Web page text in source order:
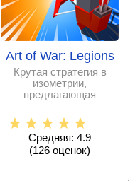
Art of War: Legions
Крутая стратегия в
изометрии,
предлагающая
полками разных
юнитов,
Средняя: 4.9
(126 оценок)